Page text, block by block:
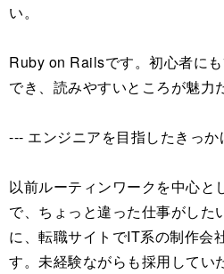
い。
Ruby on Railsです。初心者に
でき、読みやすいところが魅力
--- エンジニアを目指したきっか
以前ルーティンワークを中心と
で、ちょっと違った仕事がした
に、転職サイトでIT系の制作会
す。未経験ながらも採用してい